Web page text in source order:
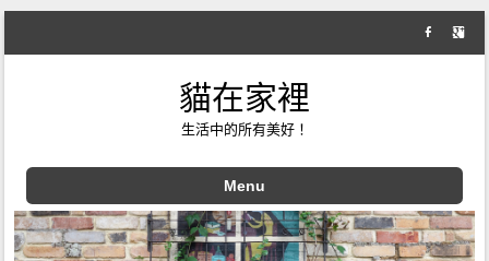
貓在家裡
生活中的所有美好！
Menu
Skip to content